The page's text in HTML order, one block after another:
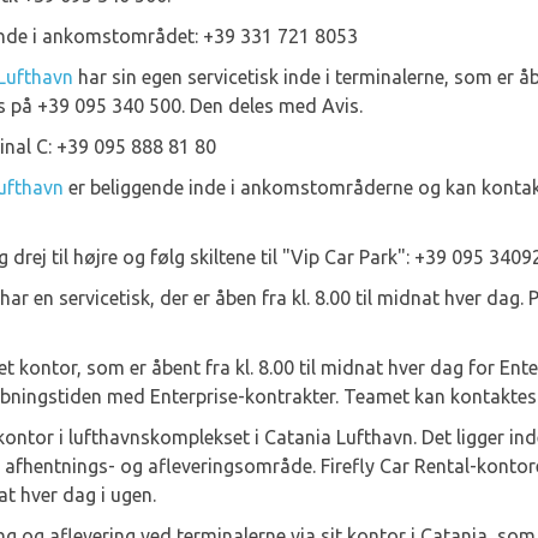
i ankomstområdet: +39 331 721 8053
har sin egen servicetisk inde i terminalerne, som er
+39 095 340 500. Den deles med Avis.
C: +39 095 888 81 80
er beliggende inde i ankomstområderne og kan
drej til højre og følg skiltene til "Vip Car Park": +39 095
en servicetisk, der er åben fra kl. 8.00 til midnat hver dag.
kontor, som er åbent fra kl. 8.00 til midnat hver dag for
med Enterprise-kontrakter. Teamet kan
i lufthavnskomplekset i Catania Lufthavn. Det ligger
og afleveringsområde. Firefly Car Rental-
hver dag i ugen.